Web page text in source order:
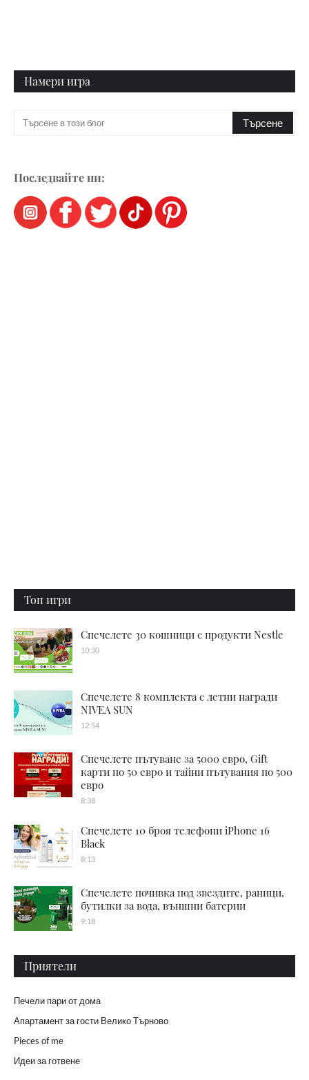
Намери игра
Последвайте ни:
Топ игри
Спечелете 30 кошници с продукти Nestle
10:30
Спечелете 8 комплекта с летни награди
NIVEA SUN
12:54
Спечелете пътуване за 5000 евро, Gift
карти по 50 евро и тайни пътувания по 500
евро
8:38
Спечелете 10 броя телефони iPhone 16
Black
8:13
Спечелете почивка под звездите, раници,
бутилки за вода, външни батерии
9:18
Приятели
Печели пари от дома
Апартамент за гости Велико Търново
Pieces of me
Идеи за готвене